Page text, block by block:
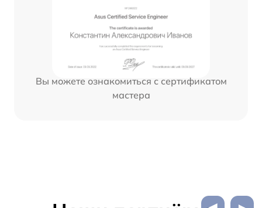
Вы можете ознакомиться с сертификатом
мастера